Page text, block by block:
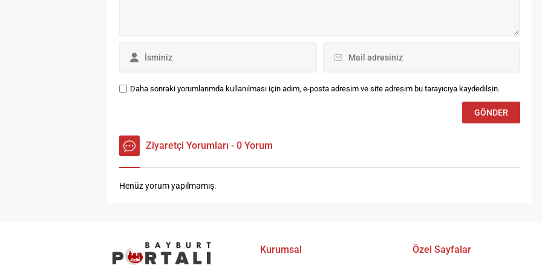
Daha sonraki yorumlarımda kullanılması için adım, e-posta adresim ve site adresim bu tarayıcıya kaydedilsin.
Ziyaretçi Yorumları - 0 Yorum
Henüz yorum yapılmamış.
Kurumsal Özel Sayfalar